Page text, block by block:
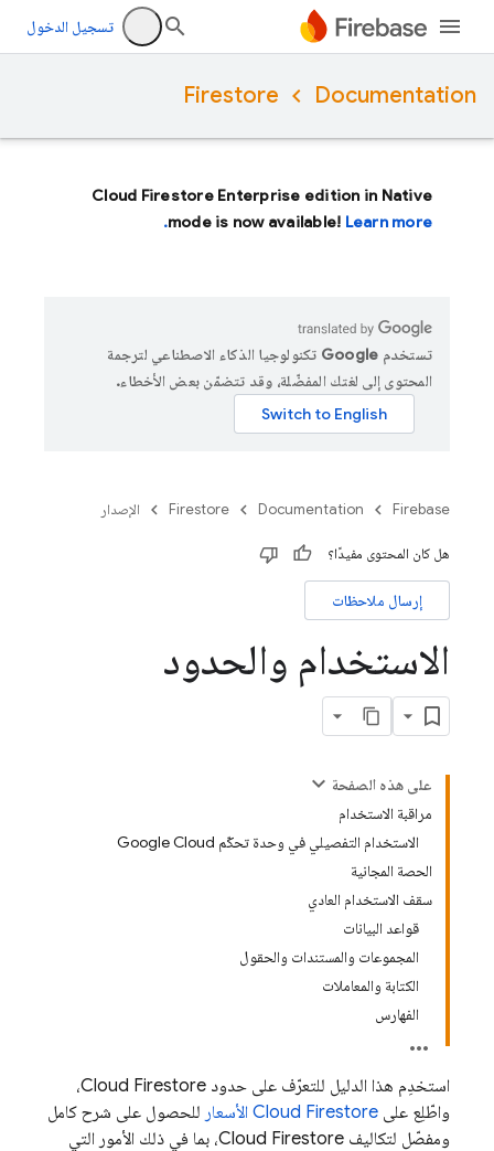
تسجيل الدخول
Documentation
Firestore
Cloud Firestore Enterprise edition in Native
mode is now available! Learn more.
تستخدم Google تكنولوجيا الذكاء الاصطناعي لترجمة
المحتوى إلى لغتك المفضّلة، وقد تتضمّن بعض الأخطاء.
Firebase
Documentation
Firestore الإصدار
هل كان المحتوى مفيدًا؟
إرسال ملاحظات
الاستخدام والحدود
على هذه الصفحة
مراقبة الاستخدام
الاستخدام التفصيلي في وحدة تحكّم Google Cloud
الحصة المجانية
سقف الاستخدام العادي
قواعد البيانات
المجموعات والمستندات والحقول
الكتابة والمعاملات
الفهارس
استخدِم هذا الدليل للتعرّف على حدود Cloud Firestore،
واطّلِع على Cloud Firestore الأسعار للحصول على شرح كامل
ومفصّل لتكاليف Cloud Firestore، بما في ذلك الأمور التي